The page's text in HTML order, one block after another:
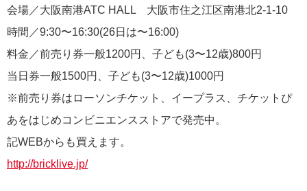
会場／大阪南港ATC HALL 大阪市住之江区南港北2-1-10
時間／9:30〜16:30(26日は〜16:00)
料金／前売り券一般1200円、子ども(3〜12歳)800円
当日券一般1500円、子ども(3〜12歳)1000円
※前売り券はローソンチケット、イープラス、チケットぴ
あをはじめコンビニエンスストアで発売中。
記WEBからも買えます。
http://bricklive.jp/